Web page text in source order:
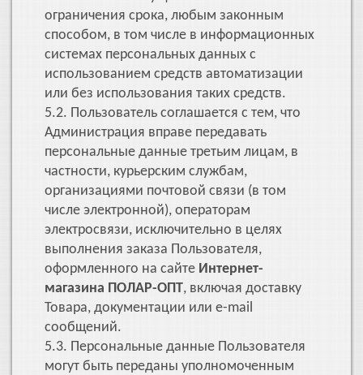
ограничения срока, любым законным
способом, в том числе в информационных
системах персональных данных с
использованием средств автоматизации
или без использования таких средств.
5.2. Пользователь соглашается с тем, что
Администрация вправе передавать
персональные данные третьим лицам, в
частности, курьерским службам,
организациями почтовой связи (в том
числе электронной), операторам
электросвязи, исключительно в целях
выполнения заказа Пользователя,
оформленного на сайте Интернет-
магазина ПОЛАР-ОПТ, включая доставку
Товара, документации или e-mail
сообщений.
5.3. Персональные данные Пользователя
могут быть переданы уполномоченным